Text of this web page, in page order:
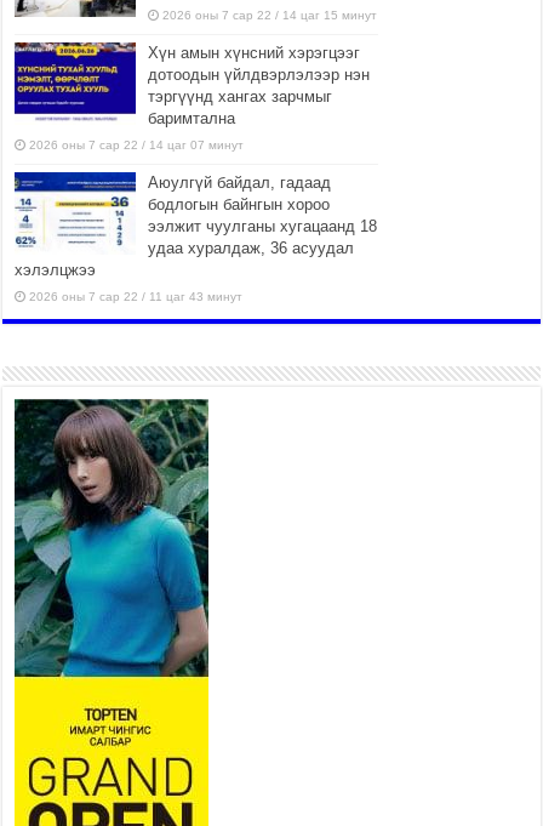
2026 оны 7 сар 22 / 14 цаг 15 минут
Хүн амын хүнсний хэрэгцээг
дотоодын үйлдвэрлэлээр нэн
тэргүүнд хангах зарчмыг
баримтална
2026 оны 7 сар 22 / 14 цаг 07 минут
Аюулгүй байдал, гадаад
бодлогын байнгын хороо
ээлжит чуулганы хугацаанд 18
удаа хуралдаж, 36 асуудал
хэлэлцжээ
2026 оны 7 сар 22 / 11 цаг 43 минут
боломжтой-Хүүхэд хөгжүүлэх
төв” байгуулах төсөлд төр,
хувийн хэвшлийн түншлэлийн хүрээнд хамтран
ажиллахыг урьж байна
2026 оны 7 сар 22 / 9 цаг 28 минут
Б.Пүрэвдагва: “Урт цагаан”-ыг
залуучууд чөлөөт цагаа
өнгөрүүлдэг, жуулчид зорьж
ирдэг цэг болгоно
2026 оны 7 сар 21 / 16 цаг 47 минут
Тусгай замын автобус /BRT/ төслийн удирдах
хорооны ээлжит хуралдаан боллоо
Ерөнхий сайд Н.Учрал БНХАУ-аас Монгол Улсад
суугаа Элчин сайд Шэнь Миньжюанийг хүлээн
авч уулзав
2026 оны 7 сар 21 / 16 цаг 39 минут